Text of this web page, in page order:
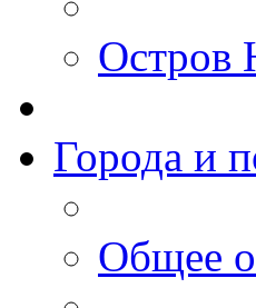
Остров
Города и
Общее